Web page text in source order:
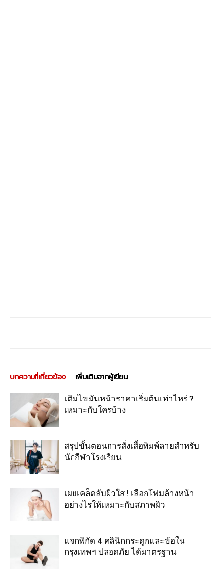
บทความที่เกี่ยวข้อง เพิ่มเติมจากผู้เขียน
เติมไขมันหน้าราคาเริ่มต้นเท่าไหร่ ?
เหมาะกับใครบ้าง
สรุปขั้นตอนการสั่งเสื้อพิมพ์ลายสำหรับ
นักกีฬาโรงเรียน
เผยเคล็ดลับผิวใส ! เลือกโฟมล้างหน้า
อย่างไรให้เหมาะกับสภาพผิว
แจกพิกัด 4 คลินิกกระดูกและข้อใน
กรุงเทพฯ ปลอดภัย ได้มาตรฐาน